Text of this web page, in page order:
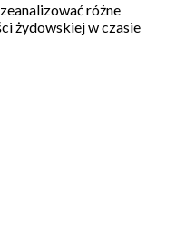
różne
żydowskiej w czasie